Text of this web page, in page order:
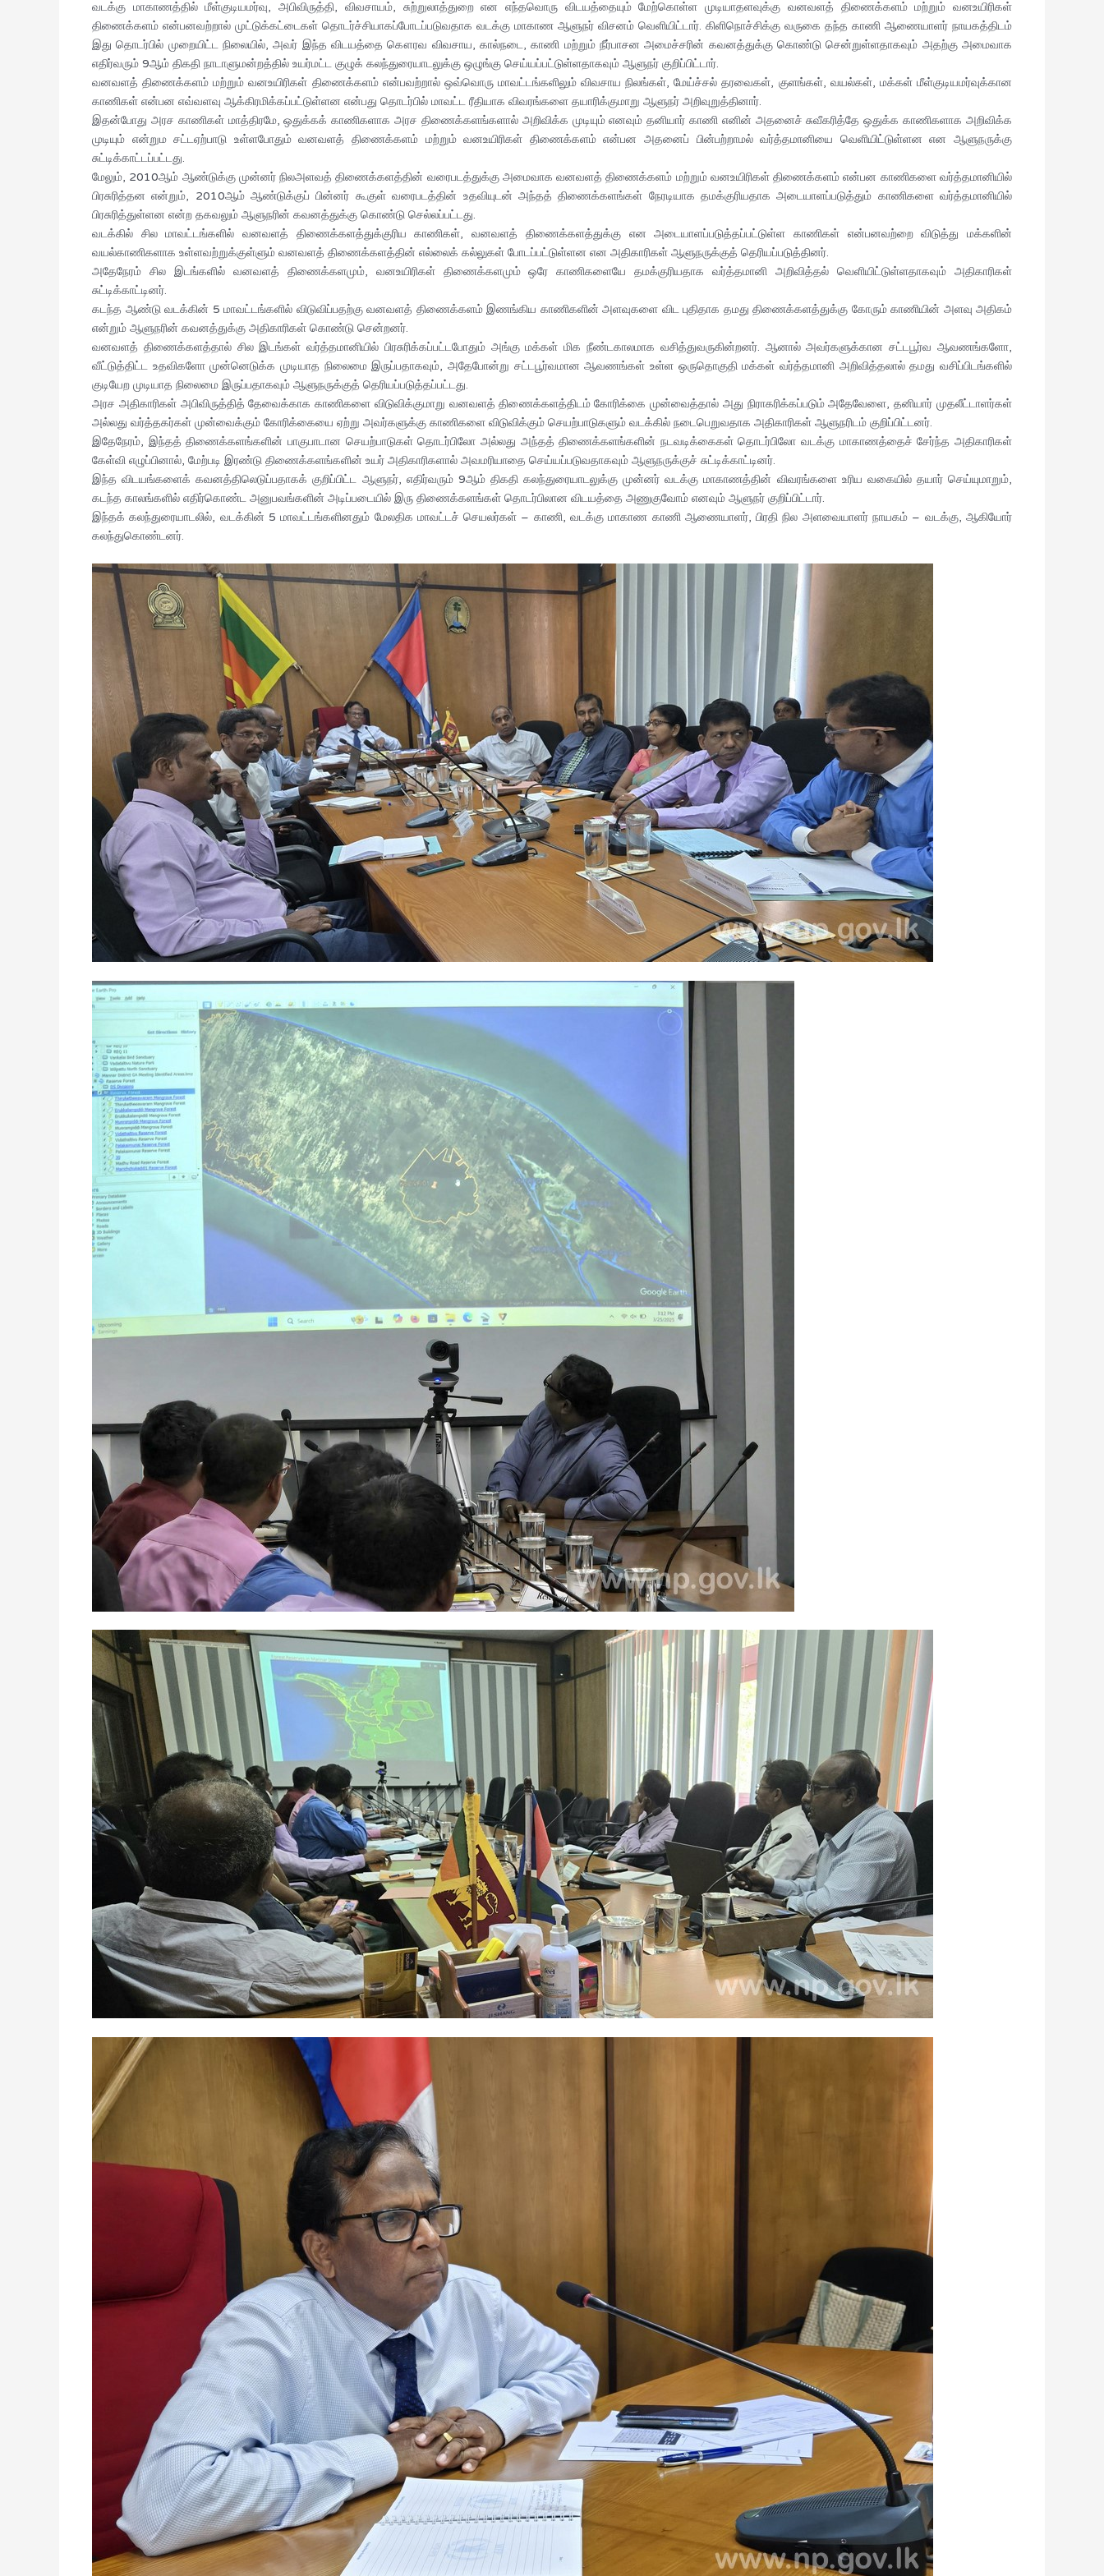
வடக்கு மாகாணத்தில் மீள்குடியமர்வு, அபிவிருத்தி, விவசாயம், சுற்றுலாத்துறை என எந்தவொரு விடயத்தையும் மேற்கொள்ள முடியாதளவுக்கு வனவளத் திணைக்களம் மற்றும் வனஉயிரிகள்
திணைக்களம் என்பனவற்றால் முட்டுக்கட்டைகள் தொடர்ச்சியாகப்போடப்படுவதாக வடக்கு மாகாண ஆளுநர் விசனம் வெளியிட்டார். கிளிநொச்சிக்கு வருகை தந்த காணி ஆணையாளர் நாயகத்திடம்
இது தொடர்பில் முறையிட்ட நிலையில், அவர் இந்த விடயத்தை கௌரவ விவசாய, கால்நடை, காணி மற்றும் நீர்பாசன அமைச்சரின் கவனத்துக்கு கொண்டு சென்றுள்ளதாகவும் அதற்கு அமைவாக
எதிர்வரும் 9ஆம் திகதி நாடாளுமன்றத்தில் உயர்மட்ட குழுக் கலந்துரையாடலுக்கு ஒழுங்கு செய்யப்பட்டுள்ளதாகவும் ஆளுநர் குறிப்பிட்டார்.
வனவளத் திணைக்களம் மற்றும் வனஉயிரிகள் திணைக்களம் என்பவற்றால் ஒவ்வொரு மாவட்டங்களிலும் விவசாய நிலங்கள், மேய்ச்சல் தரவைகள், குளங்கள், வயல்கள், மக்கள் மீள்குடியமர்வுக்கான
காணிகள் என்பன எவ்வளவு ஆக்கிரமிக்கப்பட்டுள்ளன என்பது தொடர்பில் மாவட்ட ரீதியாக விவரங்களை தயாரிக்குமாறு ஆளுநர் அறிவுறுத்தினார்.
இதன்போது அரச காணிகள் மாத்திரமே, ஒதுக்கக் காணிகளாக அரச திணைக்களங்களால் அறிவிக்க முடியும் எனவும் தனியார் காணி எனின் அதனைச் சுவீகரித்தே ஒதுக்க காணிகளாக அறிவிக்க
முடியும் என்றும சட்டஏற்பாடு உள்ளபோதும் வனவளத் திணைக்களம் மற்றும் வனஉயிரிகள் திணைக்களம் என்பன அதனைப் பின்பற்றாமல் வர்த்தமானியை வெளியிட்டுள்ளன என ஆளுநருக்கு
சுட்டிக்காட்டப்பட்டது.
மேலும், 2010ஆம் ஆண்டுக்கு முன்னர் நிலஅளவத் திணைக்களத்தின் வரைபடத்துக்கு அமைவாக வனவளத் திணைக்களம் மற்றும் வனஉயிரிகள் திணைக்களம் என்பன காணிகளை வர்த்தமானியில்
பிரசுரித்தன என்றும், 2010ஆம் ஆண்டுக்குப் பின்னர் கூகுள் வரைபடத்தின் உதவியுடன் அந்தத் திணைக்களங்கள் நேரடியாக தமக்குரியதாக அடையாளப்படுத்தும் காணிகளை வர்த்தமானியில்
பிரசுரித்துள்ளன என்ற தகவலும் ஆளுநரின் கவனத்துக்கு கொண்டு செல்லப்பட்டது.
வடக்கில் சில மாவட்டங்களில் வனவளத் திணைக்களத்துக்குரிய காணிகள், வனவளத் திணைக்களத்துக்கு என அடையாளப்படுத்தப்பட்டுள்ள காணிகள் என்பனவற்றை விடுத்து மக்களின்
வயல்காணிகளாக உள்ளவற்றுக்குள்ளும் வனவளத் திணைக்களத்தின் எல்லைக் கல்லுகள் போடப்பட்டுள்ளன என அதிகாரிகள் ஆளுநருக்குத் தெரியப்படுத்தினர்.
அதேநேரம் சில இடங்களில் வனவளத் திணைக்களமும், வனஉயிரிகள் திணைக்களமும் ஒரே காணிகளையே தமக்குரியதாக வர்த்தமானி அறிவித்தல் வெளியிட்டுள்ளதாகவும் அதிகாரிகள்
சுட்டிக்காட்டினர்.
கடந்த ஆண்டு வடக்கின் 5 மாவட்டங்களில் விடுவிப்பதற்கு வனவளத் திணைக்களம் இணங்கிய காணிகளின் அளவுகளை விட புதிதாக தமது திணைக்களத்துக்கு கோரும் காணியின் அளவு அதிகம்
என்றும் ஆளுநரின் கவனத்துக்கு அதிகாரிகள் கொண்டு சென்றனர்.
வனவளத் திணைக்களத்தால் சில இடங்கள் வர்த்தமானியில் பிரசுரிக்கப்பட்டபோதும் அங்கு மக்கள் மிக நீண்டகாலமாக வசித்துவருகின்றனர். ஆனால் அவர்களுக்கான சட்டபூர்வ ஆவணங்களோ,
வீட்டுத்திட்ட உதவிகளோ முன்னெடுக்க முடியாத நிலைமை இருப்பதாகவும், அதேபோன்று சட்டபூர்வமான ஆவணங்கள் உள்ள ஒருதொகுதி மக்கள் வர்த்தமானி அறிவித்தலால் தமது வசிப்பிடங்களில்
குடியேற முடியாத நிலைமை இருப்பதாகவும் ஆளுநருக்குத் தெரியப்படுத்தப்பட்டது.
அரச அதிகாரிகள் அபிவிருத்தித் தேவைக்காக காணிகளை விடுவிக்குமாறு வனவளத் திணைக்களத்திடம் கோரிக்கை முன்வைத்தால் அது நிராகரிக்கப்படும் அதேவேளை, தனியார் முதலீட்டாளர்கள்
அல்லது வர்த்தகர்கள் முன்வைக்கும் கோரிக்கையை ஏற்று அவர்களுக்கு காணிகளை விடுவிக்கும் செயற்பாடுகளும் வடக்கில் நடைபெறுவதாக அதிகாரிகள் ஆளுநரிடம் குறிப்பிட்டனர்.
இதேநேரம், இந்தத் திணைக்களங்களின் பாகுபாடான செயற்பாடுகள் தொடர்பிலோ அல்லது அந்தத் திணைக்களங்களின் நடவடிக்கைகள் தொடர்பிலோ வடக்கு மாகாணத்தைச் சேர்ந்த அதிகாரிகள்
கேள்வி எழுப்பினால், மேற்படி இரண்டு திணைக்களங்களின் உயர் அதிகாரிகளால் அவமரியாதை செய்யப்படுவதாகவும் ஆளுநருக்குச் சுட்டிக்காட்டினர்.
இந்த விடயங்களைக் கவனத்திலெடுப்பதாகக் குறிப்பிட்ட ஆளுநர், எதிர்வரும் 9ஆம் திகதி கலந்துரையாடலுக்கு முன்னர் வடக்கு மாகாணத்தின் விவரங்களை உரிய வகையில் தயார் செய்யுமாறும்,
கடந்த காலங்களில் எதிர்கொண்ட அனுபவங்களின் அடிப்படையில் இரு திணைக்களங்கள் தொடர்பிலான விடயத்தை அணுகுவோம் எனவும் ஆளுநர் குறிப்பிட்டார்.
இந்தக் கலந்துரையாடலில், வடக்கின் 5 மாவட்டங்களினதும் மேலதிக மாவட்டச் செயலர்கள் – காணி, வடக்கு மாகாண காணி ஆணையாளர், பிரதி நில அளவையாளர் நாயகம் – வடக்கு, ஆகியோர்
கலந்துகொண்டனர்.